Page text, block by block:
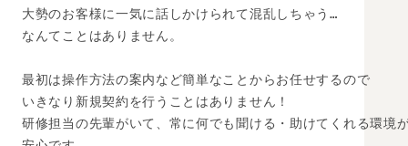
大勢のお客様に一気に話しかけられて混乱しちゃう…
なんてことはありません。
最初は操作方法の案内など簡単なことからお任せするので
いきなり新規契約を行うことはありません！
研修担当の先輩がいて、常に何でも聞ける・助けてくれる環境